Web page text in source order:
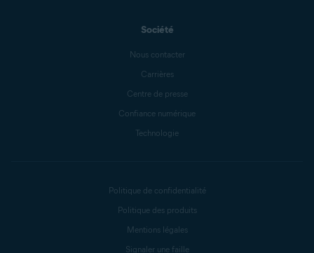
Société
Nous contacter
Carrières
Centre de presse
Confiance numérique
Technologie
Politique de confidentialité
Politique des produits
Mentions légales
Signaler une faille